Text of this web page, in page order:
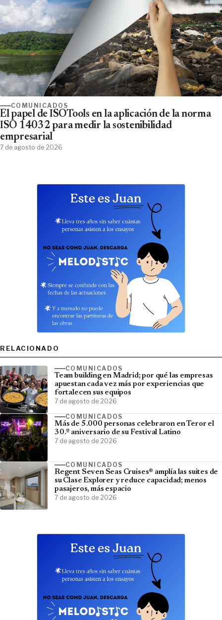
COMUNICADOS
El papel de ISOTools en la aplicación de la norma
ISO 14032 para medir la sostenibilidad
empresarial
7 de agosto de 2026
RELACIONADO
COMUNICADOS
Team building en Madrid; por qué las empresas
apuestan cada vez más por experiencias que
fortalecen sus equipos
7 de agosto de 2026
COMUNICADOS
Más de 5.000 personas celebraron en Teror el
30.º aniversario de su Festival Latino
7 de agosto de 2026
COMUNICADOS
Regent Seven Seas Cruises® amplía las suites de
su Clase Explorer y reduce capacidad; menos
pasajeros, más espacio
7 de agosto de 2026